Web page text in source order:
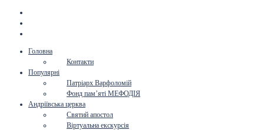
Головна
Контакти
Популярні
Патріарх Варфоломій
Фонд пам’яті МЕФОДІЯ
Андріївська церква
Святий апостол
Віртуальна екскурсія